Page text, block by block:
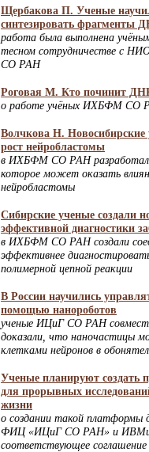
Щербакова П. Ученые
синтезировать фрагменты
работа была выполнена
тесном сотрудничестве с
СО РАН
Роговая М. Кто починит
о работе учёных ИХБФМ СО
Волчкова Н. Новосибирские
рост нейробластомы
в ИХБФМ СО РАН разработали
которое может оказать
нейробластомы
Сибирские ученые создали
эффективной диагностики
в ИХБФМ СО РАН создали
эффективнее
полимерной цепной реакции
В России научились
помощью нанороботов
ученые ИЦиГ СО РАН
доказали, что наночастицы
клетками нейронов в
Ученые планируют создать
для прорывных
жизни
о создании такой платформы
ФИЦ «ИЦиГ СО РАН» и
соответствующее соглашение